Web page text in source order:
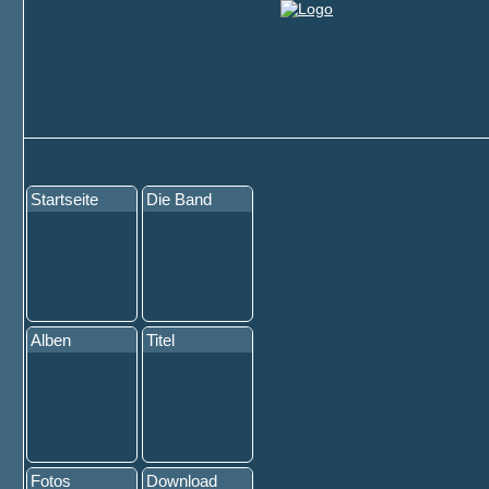
Startseite Die Band
Alben Titel
Fotos Download